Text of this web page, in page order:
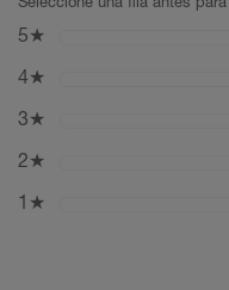
5★
4★
3★
2★
1 ★